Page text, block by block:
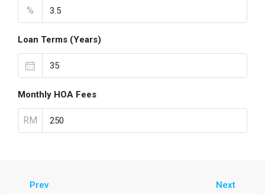
%
Loan Terms (Years)
Monthly HOA Fees
RM
Prev Next